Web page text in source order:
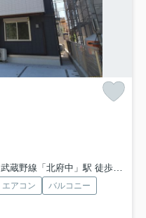
武蔵野線「北府中」駅 徒歩19分
エアコン
バルコニー